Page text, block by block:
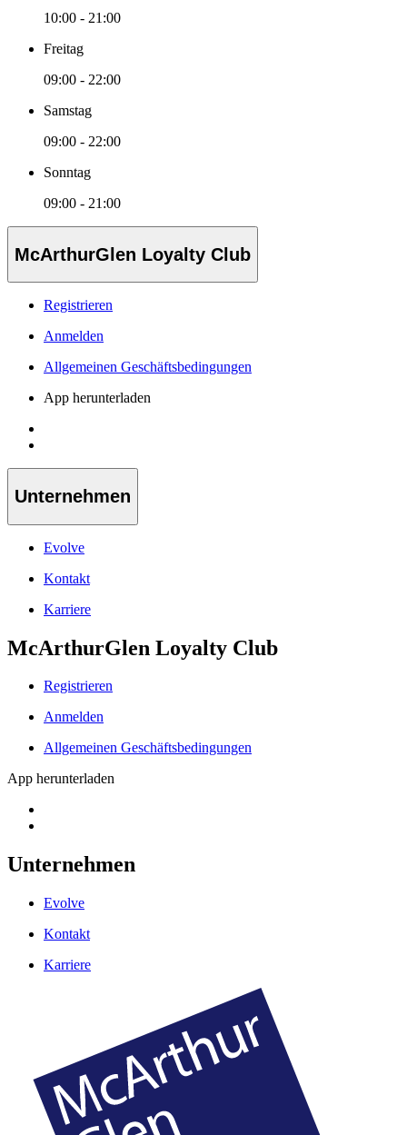
10:00 - 21:00
Freitag
09:00 - 22:00
Samstag
09:00 - 22:00
Sonntag
09:00 - 21:00
McArthurGlen Loyalty Club
Registrieren
Anmelden
Allgemeinen Geschäftsbedingungen
App herunterladen
Unternehmen
Evolve
Kontakt
Karriere
McArthurGlen Loyalty Club
Registrieren
Anmelden
Allgemeinen Geschäftsbedingungen
App herunterladen
Unternehmen
Evolve
Kontakt
Karriere